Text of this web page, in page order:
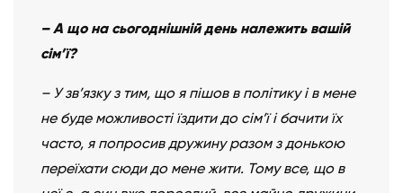
– А що на сьогоднішній день належить вашій
сім’ї?
– У зв’язку з тим, що я пішов в політику і в мене
не буде можливості їздити до сім’ї і бачити їх
часто, я попросив дружину разом з донькою
переїхати сюди до мене жити. Тому все, що в